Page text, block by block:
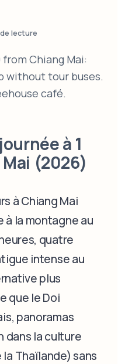
de lecture
from Chiang Mai:
without tour buses.
café.
à 1
(2026)
à Chiang Mai
la montagne au
quatre
intense au
plus
que le Doi
panoramas
dans la culture
Thaïlande) sans